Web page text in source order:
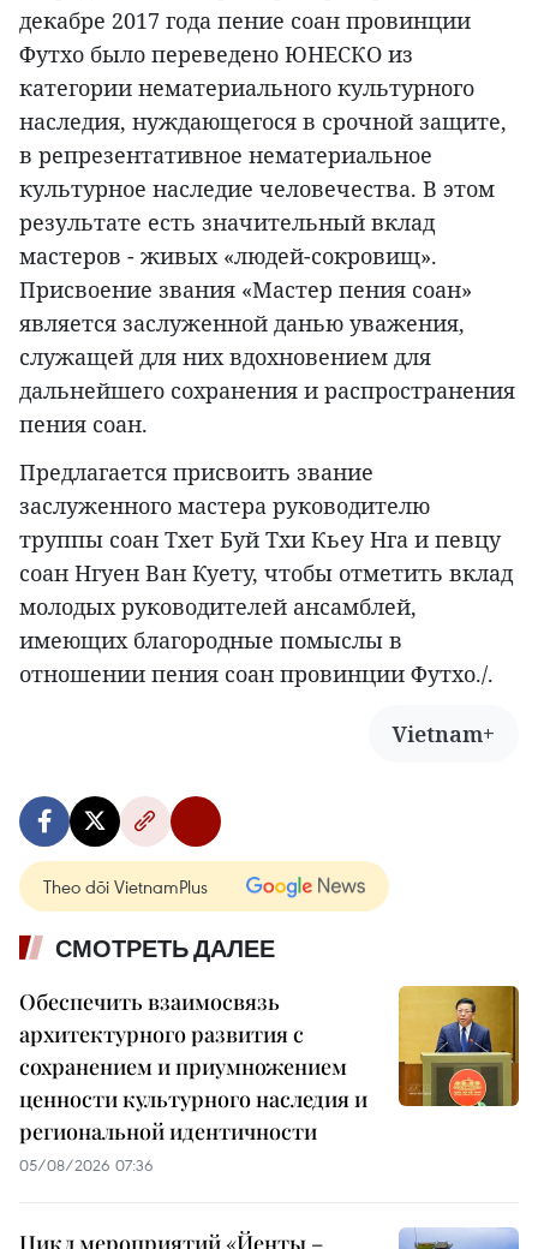
декабре 2017 года пение соан провинции
Футхо было переведено ЮНЕСКО из
категории нематериального культурного
наследия, нуждающегося в срочной защите,
в репрезентативное нематериальное
культурное наследие человечества. В этом
результате есть значительный вклад
мастеров - живых «людей-сокровищ».
Присвоение звания «Мастер пения соан»
является заслуженной данью уважения,
служащей для них вдохновением для
дальнейшего сохранения и распространения
пения соан.
Предлагается присвоить звание
заслуженного мастера руководителю
труппы соан Тхет Буй Тхи Кьеу Нга и певцу
соан Нгуен Ван Куету, чтобы отметить вклад
молодых руководителей ансамблей,
имеющих благородные помыслы в
отношении пения соан провинции Футхо./.
Vietnam+
Theo dõi VietnamPlus
СМОТРЕТЬ ДАЛЕЕ
Обеспечить взаимосвязь
архитектурного развития с
сохранением и приумножением
ценности культурного наследия и
региональной идентичности
05/08/2026 07:36
Цикл мероприятий «Йенты –